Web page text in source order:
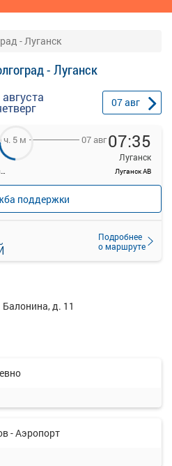
- Луганск
- Луганск
07авг
Волгоград АВ, ул. Михаила Балонина, 11
ч. 5 м 07 авг07:35
Луганск
Луганск АВ
Подробнее
о маршруте
поддержки
д. 11
- Аэропорт